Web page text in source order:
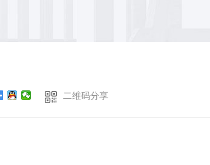
二维码分享